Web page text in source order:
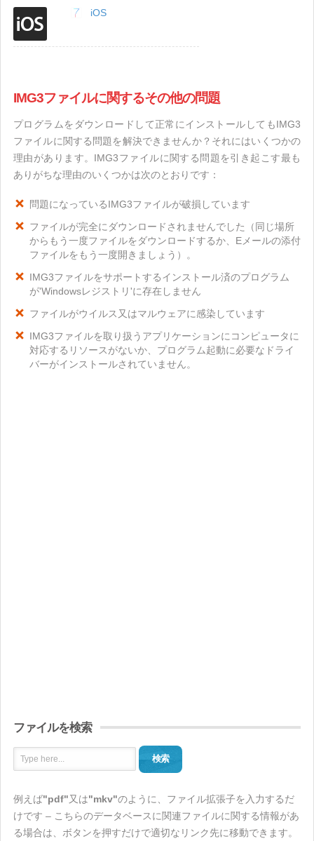
iOS
IMG3ファイルに関するその他の問題
プログラムをダウンロードして正常にインストールしてもIMG3
ファイルに関する問題を解決できませんか？それにはいくつかの
理由があります。IMG3ファイルに関する問題を引き起こす最も
ありがちな理由のいくつかは次のとおりです：
問題になっているIMG3ファイルが破損しています
ファイルが完全にダウンロードされませんでした（同じ場所
からもう一度ファイルをダウンロードするか、Eメールの添付
ファイルをもう一度開きましょう）。
IMG3ファイルをサポートするインストール済のプログラム
が'Windowsレジストリ'に存在しません
ファイルがウイルス又はマルウェアに感染しています
IMG3ファイルを取り扱うアプリケーションにコンピュータに
対応するリソースがないか、プログラム起動に必要なドライ
バーがインストールされていません。
ファイルを検索
検索
例えば"pdf"又は"mkv"のように、ファイル拡張子を入力するだ
けです – こちらのデータベースに関連ファイルに関する情報があ
る場合は、ボタンを押すだけで適切なリンク先に移動できます。